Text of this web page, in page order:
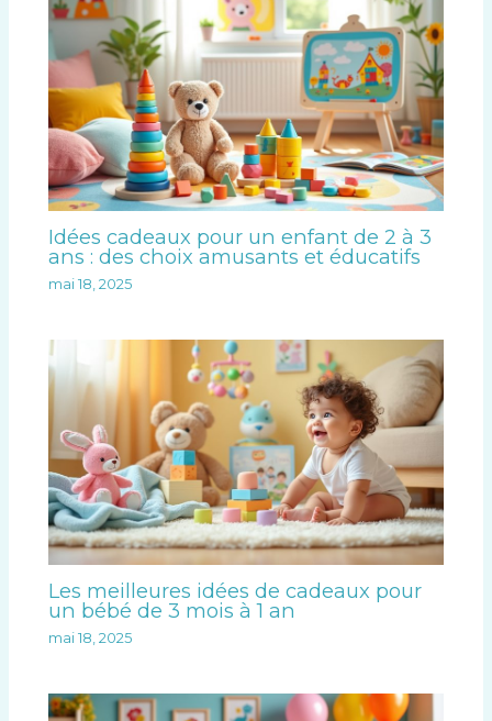
Idées cadeaux pour un enfant de 2 à 3
ans : des choix amusants et éducatifs
mai 18, 2025
Les meilleures idées de cadeaux pour
un bébé de 3 mois à 1 an
mai 18, 2025